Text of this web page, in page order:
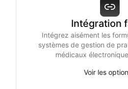
Intégration
Intégrez aisément les
systèmes de gestion de
médicaux
Voir les